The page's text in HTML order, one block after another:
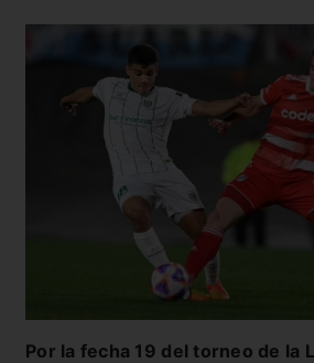
Por la fecha 19 del torneo de la